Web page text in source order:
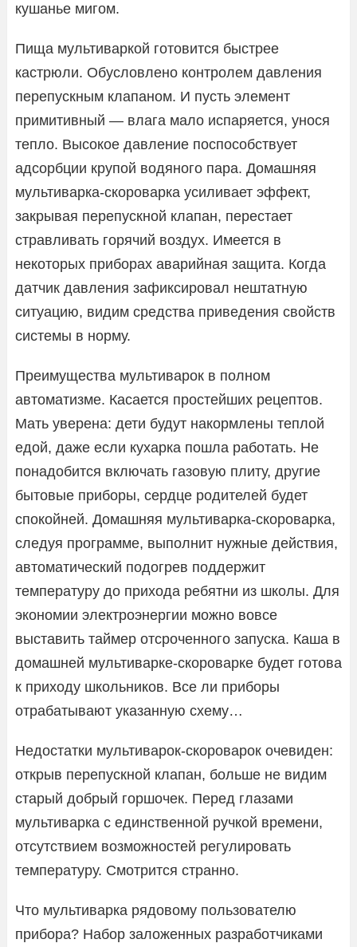
кушанье мигом.
Пища мультиваркой готовится быстрее
кастрюли. Обусловлено контролем давления
перепускным клапаном. И пусть элемент
примитивный — влага мало испаряется, унося
тепло. Высокое давление поспособствует
адсорбции крупой водяного пара. Домашняя
мультиварка-скороварка усиливает эффект,
закрывая перепускной клапан, перестает
стравливать горячий воздух. Имеется в
некоторых приборах аварийная защита. Когда
датчик давления зафиксировал нештатную
ситуацию, видим средства приведения свойств
системы в норму.
Преимущества мультиварок в полном
автоматизме. Касается простейших рецептов.
Мать уверена: дети будут накормлены теплой
едой, даже если кухарка пошла работать. Не
понадобится включать газовую плиту, другие
бытовые приборы, сердце родителей будет
спокойней. Домашняя мультиварка-скороварка,
следуя программе, выполнит нужные действия,
автоматический подогрев поддержит
температуру до прихода ребятни из школы. Для
экономии электроэнергии можно вовсе
выставить таймер отсроченного запуска. Каша в
домашней мультиварке-скороварке будет готова
к приходу школьников. Все ли приборы
отрабатывают указанную схему…
Недостатки мультиварок-скороварок очевиден:
открыв перепускной клапан, больше не видим
старый добрый горшочек. Перед глазами
мультиварка с единственной ручкой времени,
отсутствием возможностей регулировать
температуру. Смотрится странно.
Что мультиварка рядовому пользователю
прибора? Набор заложенных разработчиками